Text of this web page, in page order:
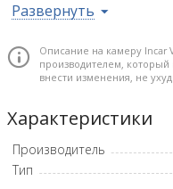
Kuga (Куга)
Матрица: GC2053 •
передачи видеосигнала
эффективных пикселей
-170° • Система
0.1Lux • Класс пыле-и
Развернуть
Описание на камеру Incar
производителем, который
внести изменения, не
Характеристики
Производитель
Тип